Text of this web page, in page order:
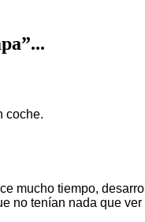
coche.
mucho tiempo,
no tenían nada que